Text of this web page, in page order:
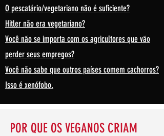
O pescatário/vegetariano não é suficiente?
Hitler não era vegetariano?
Você não se importa com os agricultores que vão
perder seus empregos?
Você não sabe que outros países comem cachorros?
Isso é xenófobo.
POR QUE OS VEGANOS CRIAM